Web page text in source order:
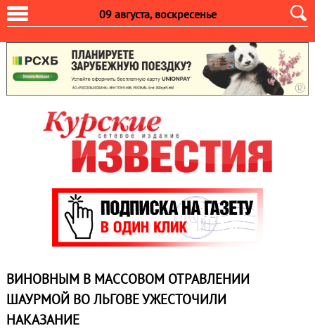
09 августа, воскресенье
ВИНОВНЫМ В МАССОВОМ ОТРАВЛЕНИИ
ШАУРМОЙ ВО ЛЬГОВЕ УЖЕСТОЧИЛИ
НАКАЗАНИЕ